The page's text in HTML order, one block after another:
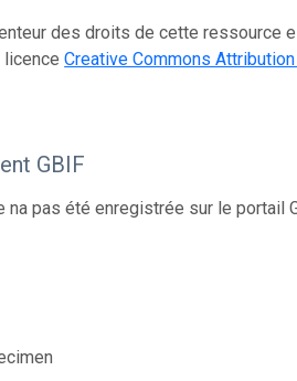
des droits de cette ressource
licenceCreative Commons Attribution
GBIF
na pas été enregistrée sur le portail